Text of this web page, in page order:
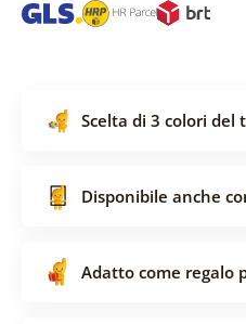
Scelta di 3 colori del
Disponibile anche
Adatto come regalo